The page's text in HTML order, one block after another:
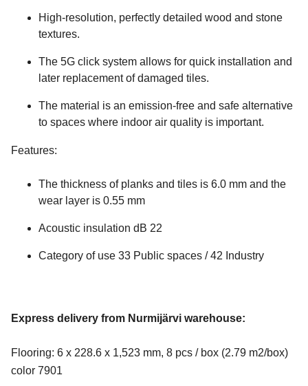
High-resolution, perfectly detailed wood and stone
textures.
The 5G click system allows for quick installation and
later replacement of damaged tiles.
The material is an emission-free and safe alternative
to spaces where indoor air quality is important.
Features:
The thickness of planks and tiles is 6.0 mm and the
wear layer is 0.55 mm
Acoustic insulation dB 22
Category of use 33 Public spaces / 42 Industry
Express delivery from Nurmijärvi warehouse:
Flooring: 6 x 228.6 x 1,523 mm, 8 pcs / box (2.79 m2/box)
color 7901